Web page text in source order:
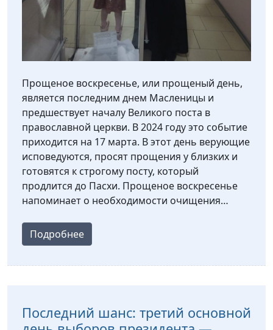
Прощеное воскресенье, или прощеный день,
является последним днем Масленицы и
предшествует началу Великого поста в
православной церкви. В 2024 году это событие
приходится на 17 марта. В этот день верующие
исповедуются, просят прощения у близких и
готовятся к строгому посту, который
продлится до Пасхи. Прощеное воскресенье
напоминает о необходимости очищения…
Подробнее
Последний шанс: третий основной